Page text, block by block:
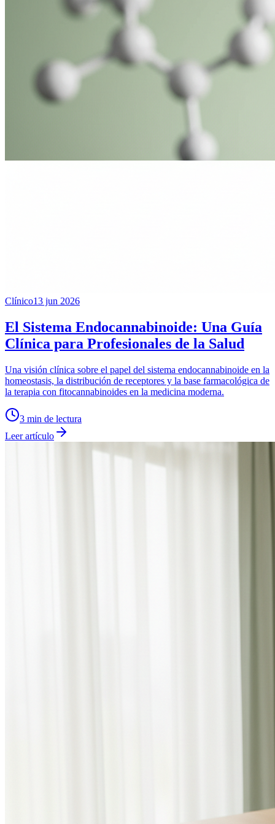
Clínico13 jun 2026
El Sistema Endocannabinoide: Una Guía
Clínica para Profesionales de la Salud
Una visión clínica sobre el papel del sistema endocannabinoide en la
homeostasis, la distribución de receptores y la base farmacológica de
la terapia con fitocannabinoides en la medicina moderna.
3 min de lectura
Leer artículo